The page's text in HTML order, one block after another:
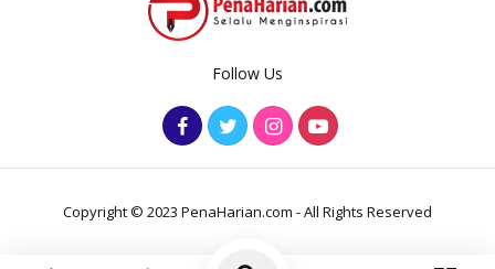
Follow Us
Copyright © 2023 PenaHarian.com - All Rights Reserved